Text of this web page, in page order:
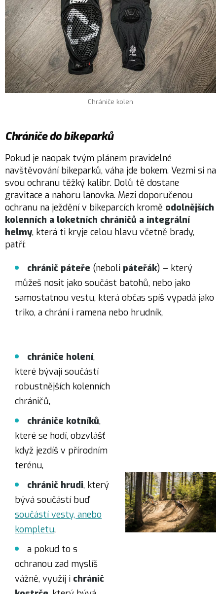
Chrániče kolen
Chrániče do bikeparků
Pokud je naopak tvým plánem pravidelné
navštěvování bikeparků, váha jde bokem. Vezmi si na
svou ochranu těžký kalibr. Dolů tě dostane
gravitace a nahoru lanovka. Mezi doporučenou
ochranu na ježdění v bikeparcích kromě odolnějších
kolenních a loketních chráničů a integrální
helmy, která ti kryje celou hlavu včetně brady,
patří:
chránič páteře (neboli páteřák) – který
můžeš nosit jako součást batohů, nebo jako
samostatnou vestu, která občas spíš vypadá jako
triko, a chrání i ramena nebo hrudník,
chrániče holení,
které bývají součástí
robustnějších kolenních
chráničů,
chrániče kotníků,
které se hodí, obzvlášť
když jezdíš v přírodním
terénu,
chránič hrudi, který
bývá součástí buď
součástí vesty, anebo
kompletu,
a pokud to s
ochranou zad myslíš
vážně, využíj i chránič